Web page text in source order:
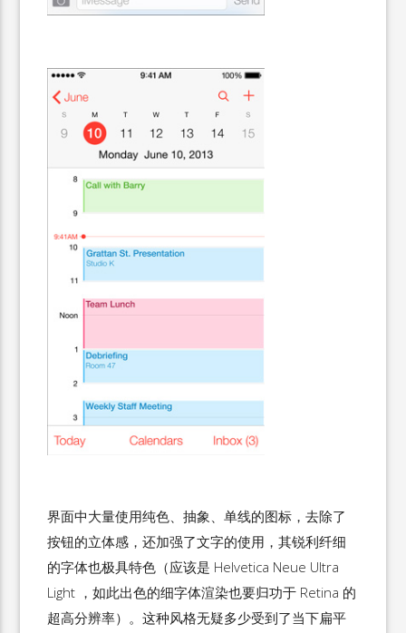
界面中大量使用纯色、抽象、单线的图标，去除了
按钮的立体感，还加强了文字的使用，其锐利纤细
的字体也极具特色（应该是 Helvetica Neue Ultra
Light ，如此出色的细字体渲染也要归功于 Retina 的
超高分辨率）。这种风格无疑多少受到了当下扁平